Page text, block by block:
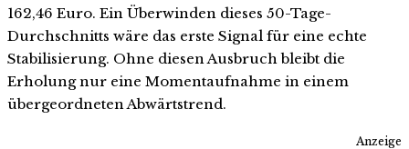
162,46 Euro. Ein Überwinden dieses 50-Tage-
Durchschnitts wäre das erste Signal für eine echte
Stabilisierung. Ohne diesen Ausbruch bleibt die
Erholung nur eine Momentaufnahme in einem
übergeordneten Abwärtstrend.
Anzeige